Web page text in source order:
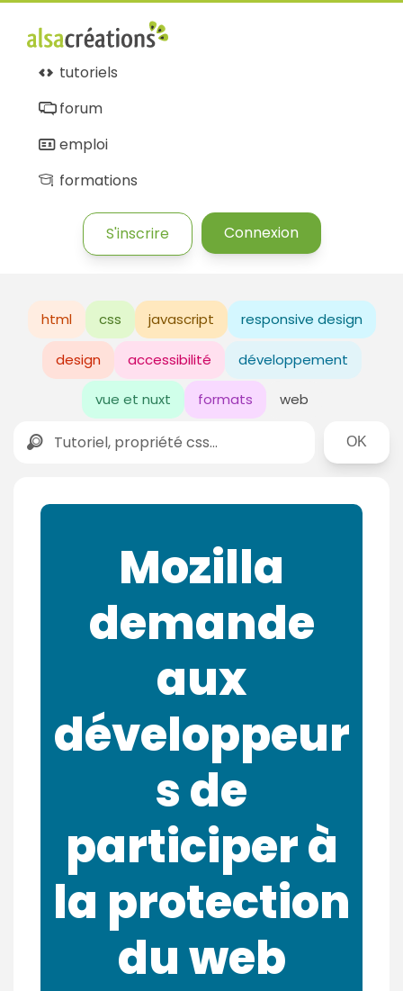
tutoriels
forum
emploi
formations
S'inscrire Connexion
html css javascript responsive design
design accessibilité développement
vue et nuxt formats web
Rechercher
Mozilla
demande
aux
développeur
s de
participer à
la protection
du web